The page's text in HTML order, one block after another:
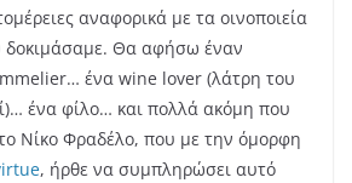
αναφορικά με τα οινοποιεία
δοκιμάσαμε. Θα αφήσω έναν
ένα wine lover (λάτρη του
ένα φίλο… και πολλά ακόμη που
Νίκο Φραδέλο, που με την όμορφη
, ήρθε να συμπληρώσει αυτό